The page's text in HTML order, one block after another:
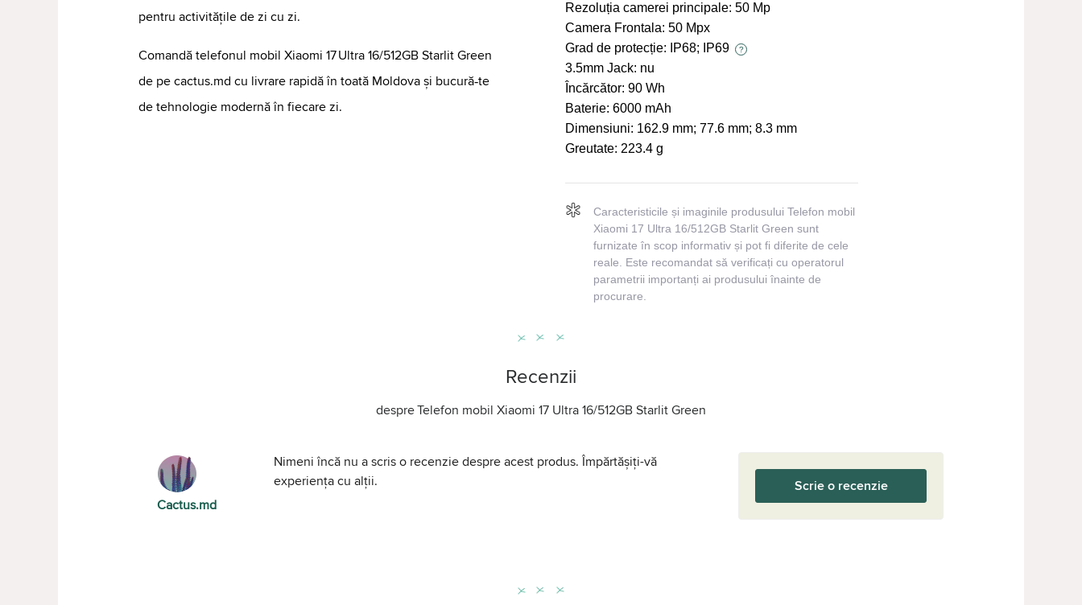
pentru activitățile de zi cu zi.
Comandă telefonul mobil Xiaomi 17 Ultra 16/512GB Starlit Green
de pe cactus.md cu livrare rapidă în toată Moldova și bucură‑te
de tehnologie modernă în fiecare zi.
Rezoluția camerei principale: 50 Mp
Camera Frontala: 50 Mpx
Grad de protecție:
IP68; IP69 ?
3.5mm Jack: nu
Încărcător: 90 Wh
Baterie: 6000 mAh
Dimensiuni: 162.9 mm; 77.6 mm; 8.3 mm
Greutate: 223.4 g
Caracteristicile și imaginile produsului Telefon mobil
Xiaomi 17 Ultra 16/512GB Starlit Green sunt
furnizate în scop informativ și pot fi diferite de cele
reale. Este recomandat să verificați cu operatorul
parametrii importanți ai produsului înainte de
procurare.
Recenzii
despreTelefon mobil Xiaomi 17 Ultra 16/512GB Starlit Green
Cactus.md
Nimeni încă nu a scris o recenzie despre acest produs. Împărtășiți-vă
experiența cu alții.
Scrie o recenzie